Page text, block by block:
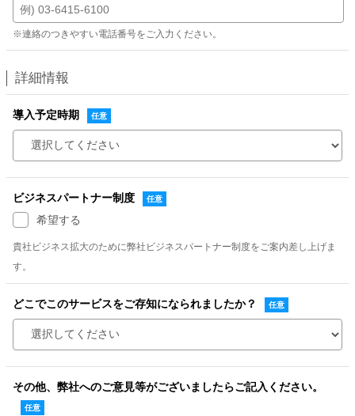
※連絡のつきやすい電話番号をご入力ください。
詳細情報
導入予定時期
ビジネスパートナー制度
希望する
貴社ビジネス拡大のために弊社ビジネスパートナー制度をご案内差し上げま
す。
どこでこのサービスをご存知になられましたか？
その他、弊社へのご意見等がございましたらご記入ください。